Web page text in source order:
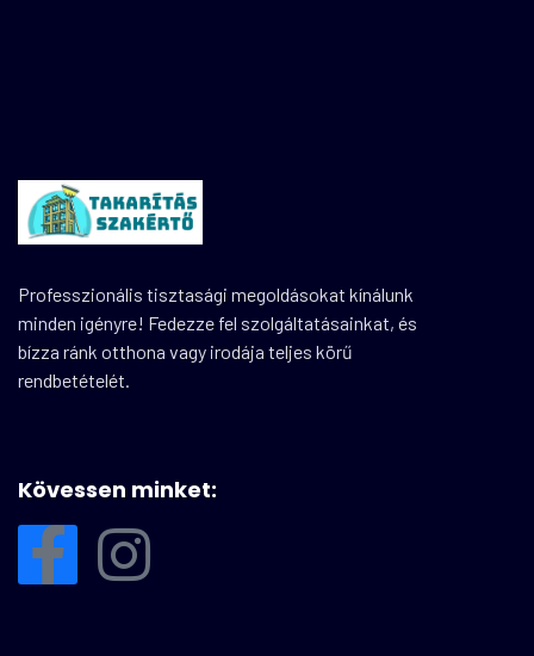
Professzionális tisztasági megoldásokat kínálunk
minden igényre! Fedezze fel szolgáltatásainkat, és
bízza ránk otthona vagy irodája teljes körű
rendbetételét.
Kövessen minket: